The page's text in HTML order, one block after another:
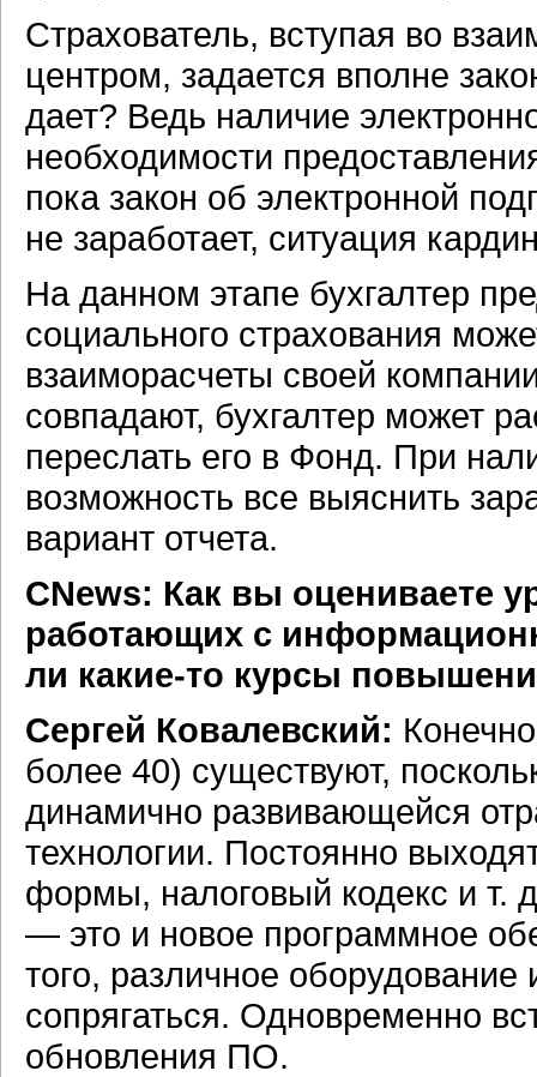
Страхователь, вступая во
центром, задается вполне
дает? Ведь наличие
необходимости
пока закон об электронной
не заработает, ситуация
На данном этапе бухгалтер
социального страхования
взаиморасчеты своей
совпадают, бухгалтер может
переслать его в Фонд. При
возможность все выяснить
вариант отчета.
CNews: Как вы оцениваете
работающих с
ли какие-то курсы
Сергей Ковалевский:
более 40) существуют,
динамично развивающейся
технологии. Постоянно
формы, налоговый кодекс и т.
— это и новое программное
того, различное
сопрягаться. Одновременно
обновления ПО.